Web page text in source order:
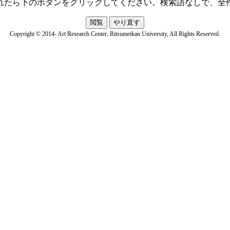
たら下のボタンをクリックしてください。検索語なしで、全
Copyright © 2014- Art Research Center, Ritsumeikan University, All Rights Reserved.